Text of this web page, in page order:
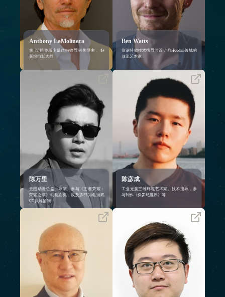
Anthony LaMolinara
第 77 届奥斯卡最佳特效导演奖得主 、好
莱坞电影大师
《Triangle》《最终幻想》、《刀锋
战士》、《霸王龙》等，以及《阿
凡达》的前期开发，Michael Jackson
的多部音乐片作品等
Ben Watts
资深特效技术指导与设计师Houdini领域的
顶流艺术家
推动行业知识分享，是SIGGRAPH
等国际专业会议的常邀演讲嘉宾
陈万里
云图动漫总监、导演。参与《王者荣耀：
荣耀之章》动画剧集，以及多部知名游戏
CG执导监制
监、导演。参与多部知名游戏CG执
导监制工作，代表作品：长安妖世
绘、浮生为卿歌、三国霸业、完美
世界、黎明之海等，并先后担任
《王者荣耀：荣耀之章》碎月篇3D
动画项目总导演；《王者荣耀：荣
耀之章》宝藏篇3D动画总导演；西
山居长篇3D番剧项目《梦塔》制作
总监，3D番剧《逆转次元》制作总
监、执行导演
陈彦成
工业光魔三维环境艺术家、技术指导，参
与制作《侏罗纪世界》等
现任工业光魔通用艺术家
（Generalist Artist），毕业于伦敦艺
术大学3D电脑动画专业
具备丰富的影视特效制作经验，擅
长程序化建模、场景搭建、灯光合
成、数字绘景及流程工具开发
参与项目：包括《惊奇队长2》《速
度与激情10》《角斗士2》《保罗纪
世界》《星球大战：安多》《匹诺
曹》（迪士尼）等多部国际影视作
品，服务客户涵盖迪士尼、漫威、
环球影业、Netflix等；国内曾参与
《无忧渡》《焚城》《和平精英》
游戏广告、《OPPO手机》广告等项
数谱研究院有限公司 创始人
数谱科技有限公司 创始人
环球数码创意控股有限公司
(8271.HK) 创始人及前任首席执行官
香港游戏产业协会 荣誉副会长
香港电脑业总会 创始人及荣誉副会
国际数字文化科技联盟 创始人
深圳大学 数字媒体科技研究院 创始
人及前任院长
南洋理工大学大学 数字游戏技术研
现任倍视传媒视效总监，硕士毕业
于英国国⽴电影电视学院（National
Film and Television School）电影CG
特效与合成调⾊技术专业，拥有超8
年影视CG后期工作经验
代表作品：《蚁人3》、《海王》、
《曼达洛人》、《鹰眼》、《长津
湖》、《长空之王》、《夺冠》、
《捉妖记2》、王者荣耀空空儿英雄
CG《诡戏》以及少司缘大司命英雄
CG《再见有时》等